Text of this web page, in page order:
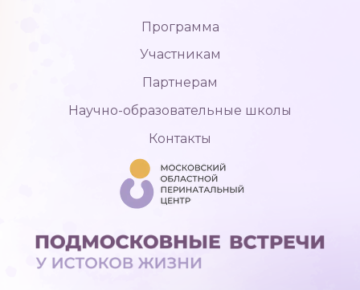
Программа
Участникам
Партнерам
Научно-образовательные школы
Контакты